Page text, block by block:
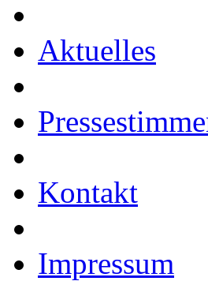
Aktuelles
Kontakt
Impressum